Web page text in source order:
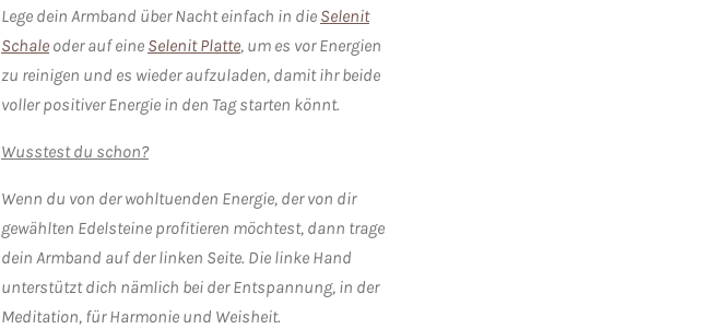
Lege dein Armband über Nacht einfach in die Selenit
Schale oder auf eine Selenit Platte, um es vor Energien
zu reinigen und es wieder aufzuladen, damit ihr beide
voller positiver Energie in den Tag starten könnt.
Wusstest du schon?
Wenn du von der wohltuenden Energie, der von dir
gewählten Edelsteine profitieren möchtest, dann trage
dein Armband auf der linken Seite. Die linke Hand
unterstützt dich nämlich bei der Entspannung, in der
Meditation, für Harmonie und Weisheit.